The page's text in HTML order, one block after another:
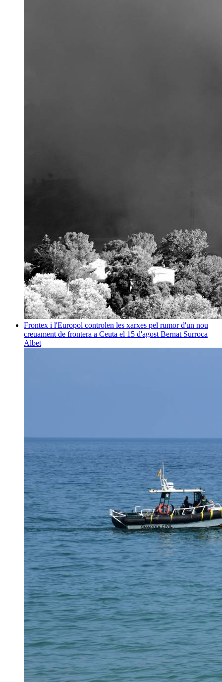
Frontex i l'Europol controlen les xarxes pel rumor d'un nou
creuament de frontera a Ceuta el 15 d'agost Bernat Surroca
Albet